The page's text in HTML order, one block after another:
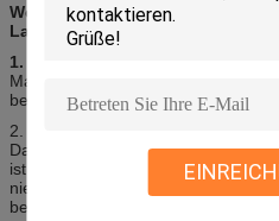
Werkzeuge des Palettenmesser-
Landschaftssegeltuchölgemäldes
1. Ölfarbe
Marley, Windsor Newton oder
bevorzugen.
2.
Das Segeltuch, das wir für dieses
ist Baumwolle/Leinensegeltuch
niedrige Qualität ist). Nylonpinsel
benutzt).